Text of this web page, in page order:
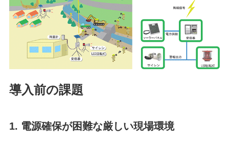
導入前の課題
1. 電源確保が困難な厳しい現場環境